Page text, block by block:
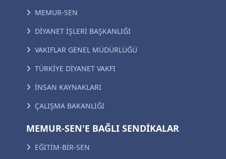
MEMUR-SEN
DİYANET İŞLERİ BAŞKANLIĞI
VAKIFLAR GENEL MÜDÜRLÜĞÜ
TÜRKİYE DİYANET VAKFI
İNSAN KAYNAKLARI
ÇALIŞMA BAKANLIĞI
MEMUR-SEN'E BAĞLI SENDİKALAR
EĞİTİM-BİR-SEN